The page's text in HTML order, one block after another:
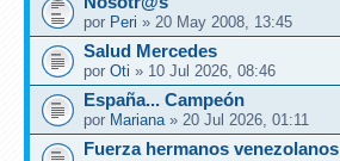
por Peri » 20 May 2008, 13:45
Salud Mercedes
por Oti » 10 Jul 2026, 08:46
España... Campeón
por Mariana» 20 Jul 2026, 01:11
Fuerza hermanos venezolanos